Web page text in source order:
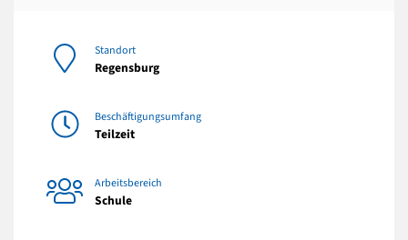
Standort
Regensburg
Beschäftigungsumfang
Teilzeit
Arbeitsbereich
Schule